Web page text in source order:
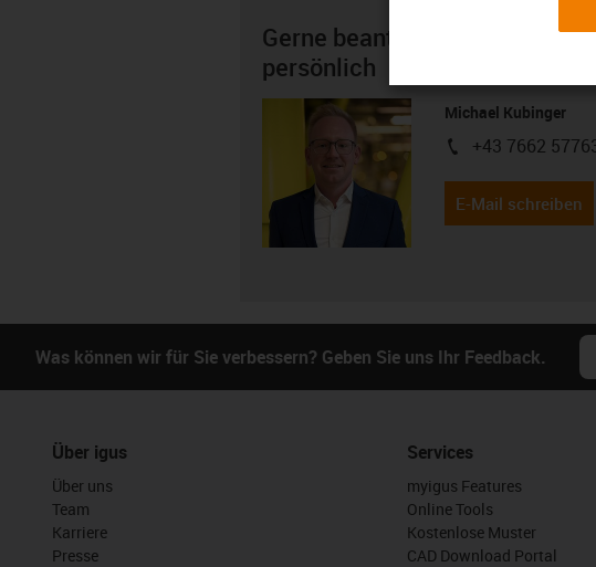
Gerne beantworte ich Ihre
persönlich
Michael Kubinger
igus-icon-phone
+43 7662
E-Mail schreiben
Was können wir für Sie verbessern? Geben Sie uns Ihr Feedback.
Über igus
Über uns
Team
Karriere
Presse
Services
myigus Features
Online Tools
Kostenlose Muster
CAD Download Portal